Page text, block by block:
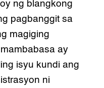
ng blangkong
pagbanggit sa
magiging
ay
isyu kundi ang
ni